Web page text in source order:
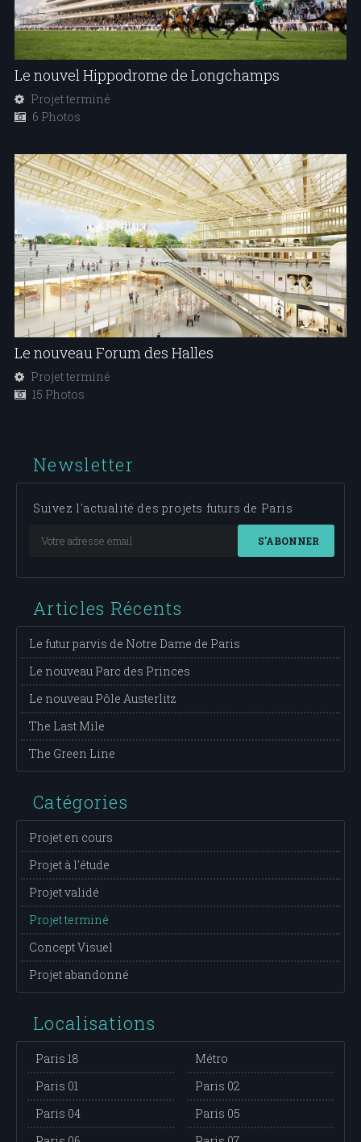
Le nouvel Hippodrome de Longchamps
Projet terminé
6 Photos
Le nouveau Forum des Halles
Projet terminé
15 Photos
Newsletter
Suivez l'actualité des projets futurs de Paris
S'ABONNER
Articles Récents
Le futur parvis de Notre Dame de Paris
Le nouveau Parc des Princes
Le nouveau Pôle Austerlitz
The Last Mile
The Green Line
Catégories
Projet en cours
Projet à l'étude
Projet validé
Projet terminé
Concept Visuel
Projet abandonné
Localisations
Paris 18
Métro
Paris 01
Paris 02
Paris 04
Paris 05